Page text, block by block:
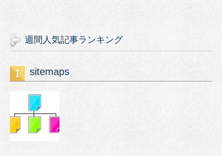
週間人気記事ランキング
sitemaps